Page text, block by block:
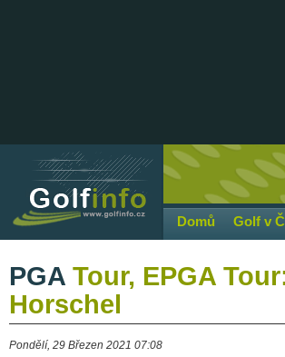
Domů Golf v
PGA Tour, EPGA
Horschel
Pondělí, 29 Březen 2021 07:08